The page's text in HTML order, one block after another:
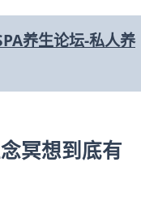
养生论坛-私人养
冥想到底有